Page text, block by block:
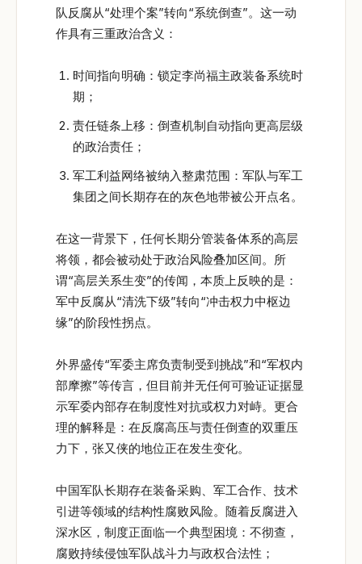
队反腐从“处理个案”转向“系统倒查”。这一动
作具有三重政治含义：
时间指向明确：锁定李尚福主政装备系统时
期；
责任链条上移：倒查机制自动指向更高层级
的政治责任；
军工利益网络被纳入整肃范围：军队与军工
集团之间长期存在的灰色地带被公开点名。
在这一背景下，任何长期分管装备体系的高层
将领，都会被动处于政治风险叠加区间。所
谓“高层关系生变”的传闻，本质上反映的是：
军中反腐从“清洗下级”转向“冲击权力中枢边
缘”的阶段性拐点。
外界盛传“军委主席负责制受到挑战”和“军权内
部摩擦”等传言，但目前并无任何可验证证据显
示军委内部存在制度性对抗或权力对峙。更合
理的解释是：在反腐高压与责任倒查的双重压
力下，张又侠的地位正在发生变化。
中国军队长期存在装备采购、军工合作、技术
引进等领域的结构性腐败风险。随着反腐进入
深水区，制度正面临一个典型困境：不彻查，
腐败持续侵蚀军队战斗力与政权合法性；